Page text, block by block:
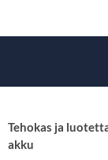
Tehokas ja
akku